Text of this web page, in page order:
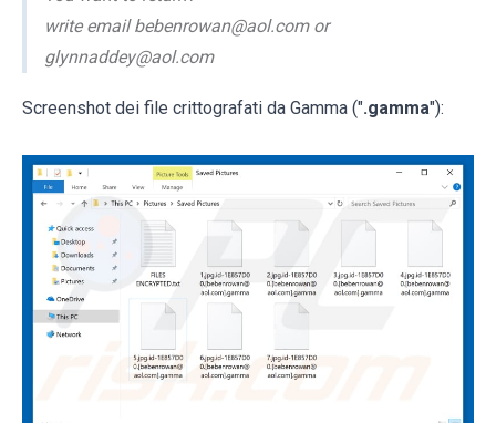
write email bebenrowan@aol.com or
glynnaddey@aol.com
Screenshot dei file crittografati da Gamma (".gamma"):